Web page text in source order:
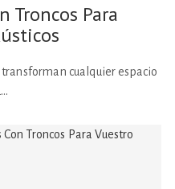
Troncos Para
cualquier espacio